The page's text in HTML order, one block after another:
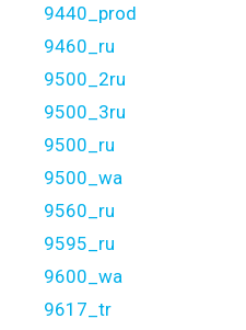
9440_prod
9460_ru
9500_2ru
9500_3ru
9500_ru
9500_wa
9560_ru
9595_ru
9600_wa
9617_tr